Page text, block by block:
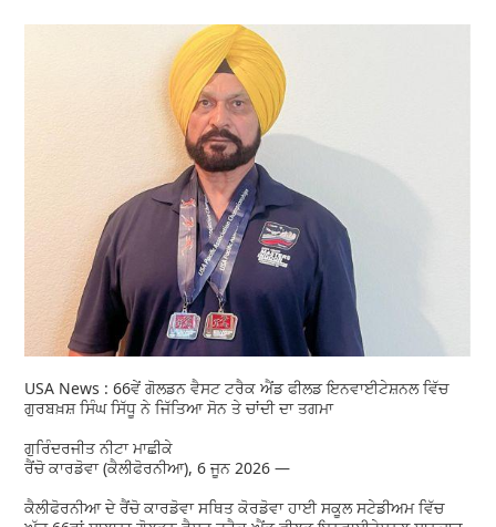
USA News : 66ਵੇਂ ਗੋਲਡਨ ਵੈਸਟ ਟਰੈਕ ਐਂਡ ਫੀਲਡ ਇਨਵਾਈਟੇਸ਼ਨਲ ਵਿੱਚ
ਗੁਰਬਖ਼ਸ਼ ਸਿੰਘ ਸਿੱਧੂ ਨੇ ਜਿੱਤਿਆ ਸੋਨ ਤੇ ਚਾਂਦੀ ਦਾ ਤਗਮਾ
ਗੁਰਿੰਦਰਜੀਤ ਨੀਟਾ ਮਾਛੀਕੇ
ਰੈਂਚੋ ਕਾਰਡੋਵਾ (ਕੈਲੀਫੋਰਨੀਆ), 6 ਜੂਨ 2026 —
ਕੈਲੀਫੋਰਨੀਆ ਦੇ ਰੈਂਚੋ ਕਾਰਡੋਵਾ ਸਥਿਤ ਕੋਰਡੋਵਾ ਹਾਈ ਸਕੂਲ ਸਟੇਡੀਅਮ ਵਿੱਚ